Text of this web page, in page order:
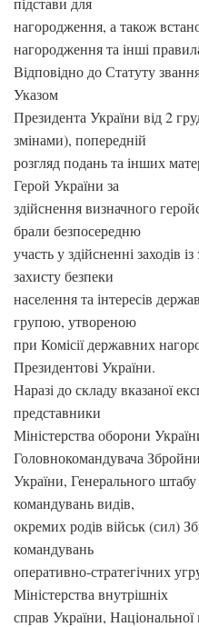
нагородження, а також
нагородження та інші
Відповідно до Статуту
Указом
Президента України від 2
змінами), попередній
розгляд подань та інших
Герой України за
здійснення визначного
брали безпосередню
участь у здійсненні заходів
захисту безпеки
населення та інтересів
групою, утвореною
при Комісії державних
Президентові України.
Наразі до складу вказаної
представники
Міністерства оборони
Головнокомандувача
України, Генерального
командувань видів,
окремих родів військ (сил)
командувань
оперативно-стратегічних
Міністерства внутрішніх
справ України, Національної